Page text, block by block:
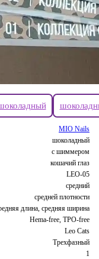
MIO Nails
шоколадный
с шиммером
кошачий глаз
LEO-05
средний
средней плотности
длина, средняя ширина
Hema-free, TPO-free
Leo Cats
Трехфазный
1